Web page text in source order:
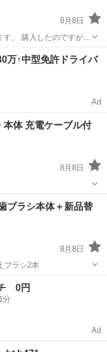
8月8日
のですが
万↑中型免許ドライバ
Ad
本体 充電ケーブル付
8月8日
8月8日
ブラシ2本
電動歯ブラシ
0円
分
Ad